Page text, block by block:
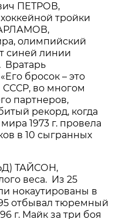
ПЕТРОВ,
тройки
олимпийский
синей линии
Вратарь
бросок – это
СССР, во многом
партнеров,
рекорд, когда
1973 г. провела
в 10 сыгранных
ТАЙСОН,
веса. Из 25
нокаутированы в
отбывал тюремный
г. Майк за три боя